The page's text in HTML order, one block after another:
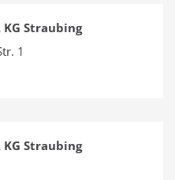
Straubing
1
Straubing